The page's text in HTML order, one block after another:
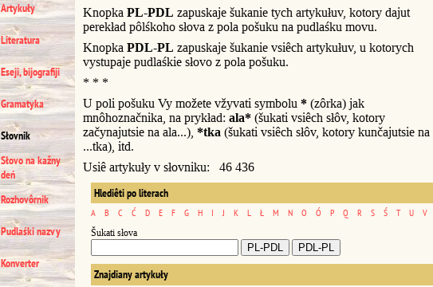
Artykuły
Literatura
Eseji, bijografiji
Gramatyka
Słovnik
Słovo na kažny
deń
Rozhovôrnik
Pudlaśki nazvy
Konverter
Knopka PL-PDL zapuskaje šukanie tych artykułuv, kotory dajut
perekład pôlśkoho słova z pola pošuku na pudlaśku movu.
Knopka PDL-PL zapuskaje šukanie vsiêch artykułuv, u kotorych
vystupaje pudlaśkie słovo z pola pošuku.
* * *
U poli pošuku Vy možete vžyvati symbolu * (zôrka) jak
mnôhoznačnika, na prykład: ala* (šukati vsiêch słôv, kotory
začynajutsie na ala...), *tka (šukati vsiêch słôv, kotory kunčajutsie na
...tka), itd.
Usiê artykuły v słovniku: 46 436
Hlediêti po literach
A B C Ć D E F G H I J K L Ł M N O Ó P Q R S Ś T U V
Šukati słova
Znajdiany artykuły